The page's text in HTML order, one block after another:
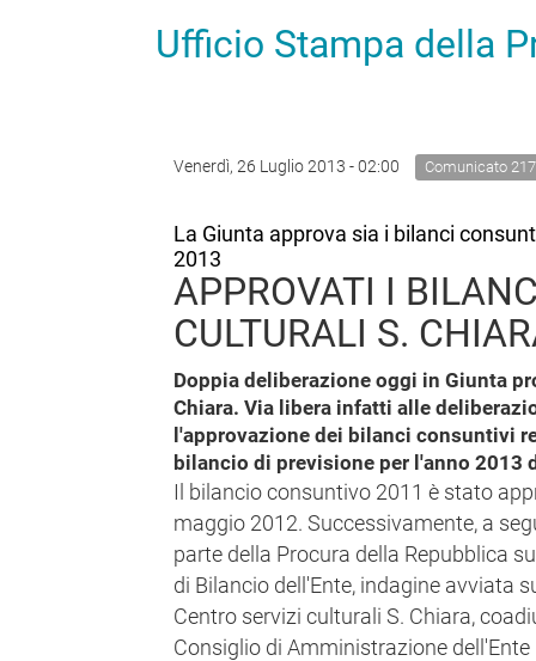
Ufficio Stampa della
Venerdì, 26 Luglio 2013 - 02:00 Comunicato
La Giunta approva sia i bilanci
2013
APPROVATI I
CULTURALI S.
Doppia deliberazione oggi in Giunta
Chiara. Via libera infatti alle
l'approvazione dei bilanci consuntivi
bilancio di previsione per l'anno 2013
Il bilancio consuntivo 2011 è stato
maggio 2012. Successivamente, a
parte della Procura della Repubblica
di Bilancio dell'Ente, indagine avviata
Centro servizi culturali S. Chiara,
Consiglio di Amministrazione